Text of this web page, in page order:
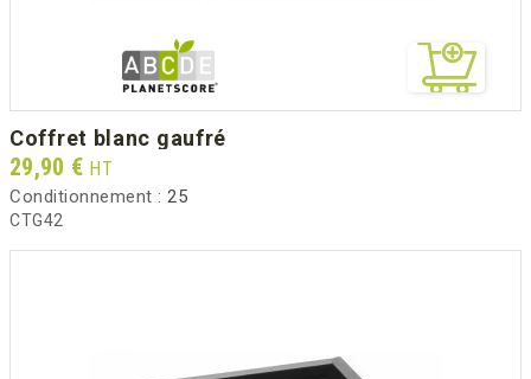
coffret blanc gaufré
Prix
29,90 € HT
Conditionnement : 25
CTG42